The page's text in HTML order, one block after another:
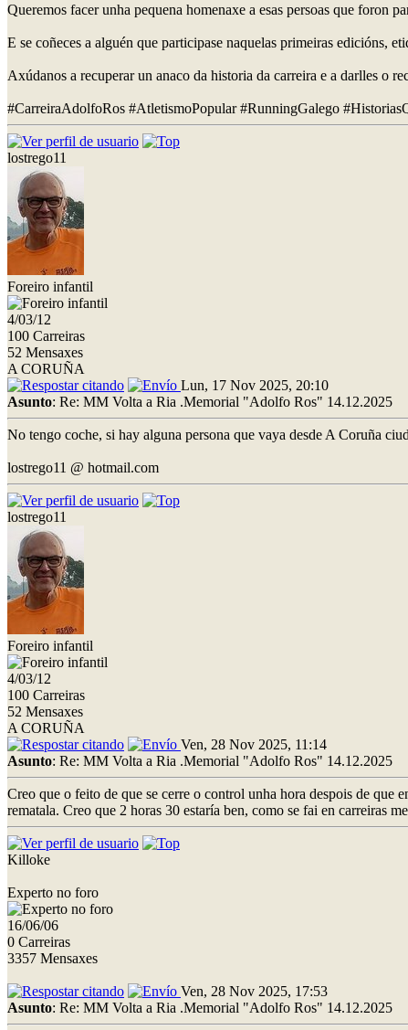
Queremos facer unha pequena homenaxe a esas persoas que foron
E se coñeces a alguén que participase naquelas primeiras edicións,
Axúdanos a recuperar un anaco da historia da carreira e a darlles o
#CarreiraAdolfoRos #AtletismoPopular #RunningGalego
lostrego11
Foreiro infantil
4/03/12
100 Carreiras
52 Mensaxes
A CORUÑA
Lun, 17 Nov 2025, 20:10
Asunto: Re: MM Volta a Ria .Memorial "Adolfo Ros" 14.12.2025
No tengo coche, si hay alguna persona que vaya desde A Coruña
lostrego11 @ hotmail.com
lostrego11
Foreiro infantil
4/03/12
100 Carreiras
52 Mensaxes
A CORUÑA
Ven, 28 Nov 2025, 11:14
Asunto: Re: MM Volta a Ria .Memorial "Adolfo Ros" 14.12.2025
Creo que o feito de que se cerre o control unha hora despois de que
rematala. Creo que 2 horas 30 estaría ben, como se fai en carreiras
Killoke
Experto no foro
16/06/06
0 Carreiras
3357 Mensaxes
Ven, 28 Nov 2025, 17:53
Asunto: Re: MM Volta a Ria .Memorial "Adolfo Ros" 14.12.2025